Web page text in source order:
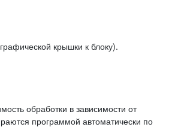
крышки к блоку).
обработки в зависимости от
программой автоматически по